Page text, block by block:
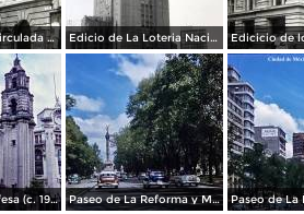
Teatro Lirico. ( Circulada el 1 de Agosto de 1926 ). Edicio de La Loteria Nacional Ciudad de México Abril de 1964
Iglesia de la profesa (c. 1950) Paseo de La Reforma y Mto a La Independencia 1950 Paseo de La